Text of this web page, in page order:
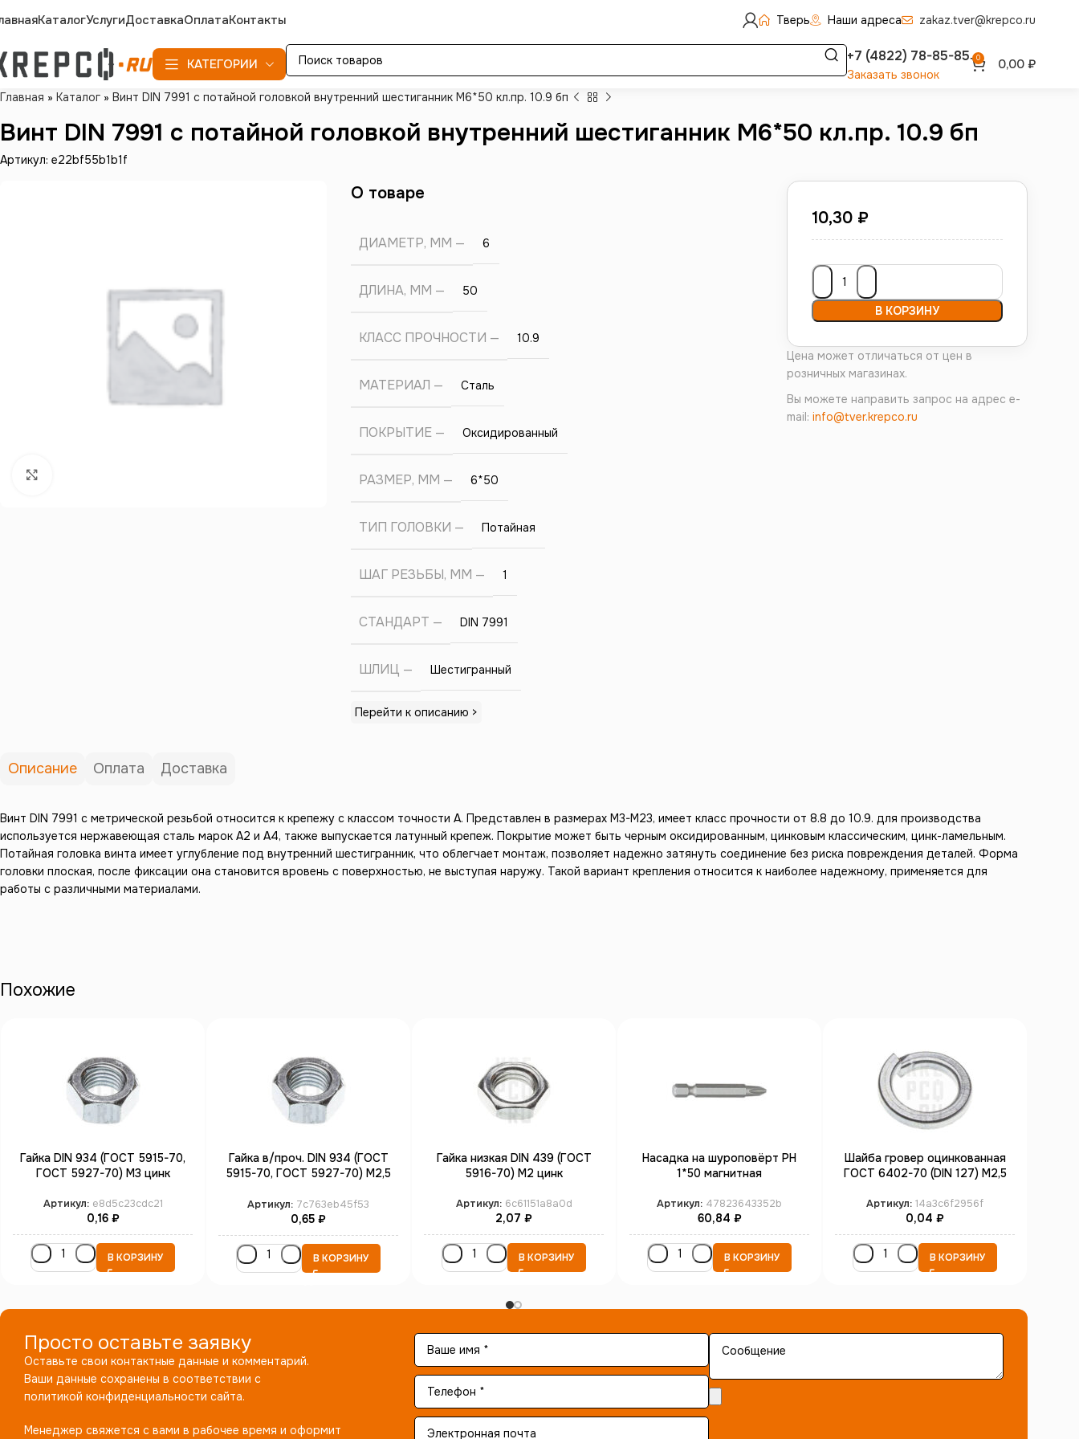
КаталогУслугиДоставкаОплатаКонтакты Тверь Наши адреса zakaz.tver@krepco.ru
КАТЕГОРИИ +7 (4822) 78-85-85
Заказать звонок
0 0,00 ₽
Главная » Каталог » Винт DIN 7991 с потайной головкой внутренний шестиганник М6*50 кл.пр. 10.9 бп
Винт DIN 7991 с потайной головкой внутренний шестиганник М6*50 кл.пр. 10.9 бп
Артикул: e22bf55b1b1f
10,30 ₽
В КОРЗИНУ
Цена может отличаться от цен в
розничных магазинах.
Вы можете направить запрос на адрес e-
mail: info@tver.krepco.ru
О товаре
ДИАМЕТР, ММ 6
ДЛИНА, ММ 50
КЛАСС ПРОЧНОСТИ 10.9
МАТЕРИАЛ Сталь
ПОКРЫТИЕ Оксидированный
РАЗМЕР, ММ 6*50
ТИП ГОЛОВКИ Потайная
ШАГ РЕЗЬБЫ, ММ 1
СТАНДАРТ DIN 7991
ШЛИЦ Шестигранный
Перейти к описанию >
Описание Оплата Доставка
Винт DIN 7991 с метрической резьбой относится к крепежу с классом точности А. Представлен в размерах М3-М23, имеет класс прочности от 8.8 до 10.9. для производства
используется нержавеющая сталь марок А2 и А4, также выпускается латунный крепеж. Покрытие может быть черным оксидированным, цинковым классическим, цинк-ламельным.
Потайная головка винта имеет углубление под внутренний шестигранник, что облегчает монтаж, позволяет надежно затянуть соединение без риска повреждения деталей. Форма
головки плоская, после фиксации она становится вровень с поверхностью, не выступая наружу. Такой вариант крепления относится к наиболее надежному, применяется для
работы с различными материалами.
Похожие
Гайка DIN 934 (ГОСТ 5915-70,
ГОСТ 5927-70) М3 цинк
Артикул: e8d5c23cdc21
0,16 ₽
В КОРЗИНУ
Гайка в/проч. DIN 934 (ГОСТ
5915-70, ГОСТ 5927-70) М2,5
Артикул: 7c763eb45f53
0,65 ₽
В КОРЗИНУ
Гайка низкая DIN 439 (ГОСТ
5916-70) М2 цинк
Артикул: 6c61151a8a0d
2,07 ₽
В КОРЗИНУ
Насадка на шуроповёрт PH
1*50 магнитная
Артикул: 47823643352b
60,84 ₽
В КОРЗИНУ
Шайба гровер оцинкованная
ГОСТ 6402-70 (DIN 127) М2,5
Артикул: 14a3c6f2956f
0,04 ₽
В КОРЗИНУ
Просто оставьте заявку
Оставьте свои контактные данные и комментарий.
Ваши данные сохранены в соответствии с
политикой конфиденциальности сайта.
Менеджер свяжется с вами в рабочее время и оформит